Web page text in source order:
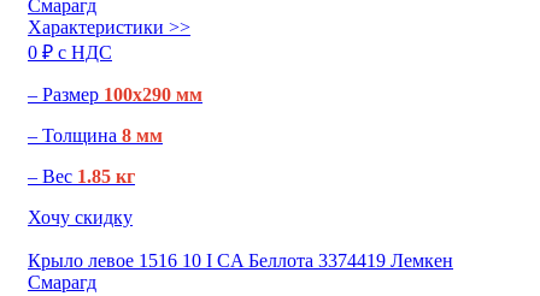
Смарагд
Характеристики >>
0 ₽ c НДС
– Размер 100х290 мм
– Толщина 8 мм
– Вес 1.85 кг
Хочу скидку
Крыло левое 1516 10 I CA Беллота 3374419 Лемкен
Смарагд